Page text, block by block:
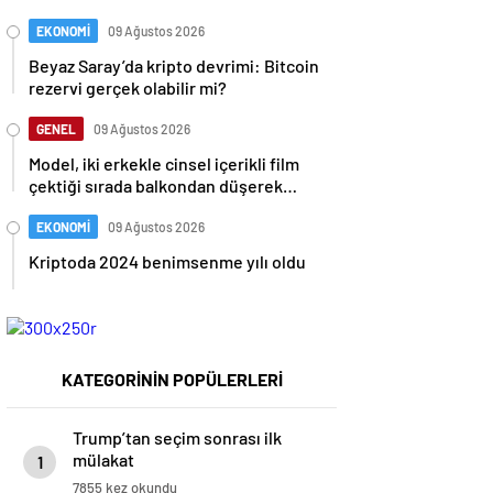
EKONOMİ 09 Ağustos 2026
Beyaz Saray’da kripto devrimi: Bitcoin
rezervi gerçek olabilir mi?
GENEL 09 Ağustos 2026
Model, iki erkekle cinsel içerikli film
çektiği sırada balkondan düşerek
EKONOMİ 09 Ağustos 2026
Kriptoda 2024 benimsenme yılı oldu
KATEGORİNİN POPÜLERLERİ
1
Trump’tan seçim sonrası ilk
mülakat
7855 kez okundu